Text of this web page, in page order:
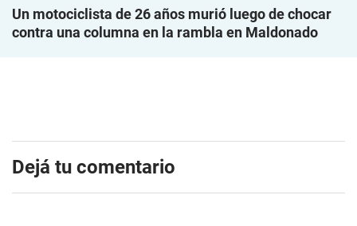
Un motociclista de 26 años murió luego de chocar
contra una columna en la rambla en Maldonado
Dejá tu comentario